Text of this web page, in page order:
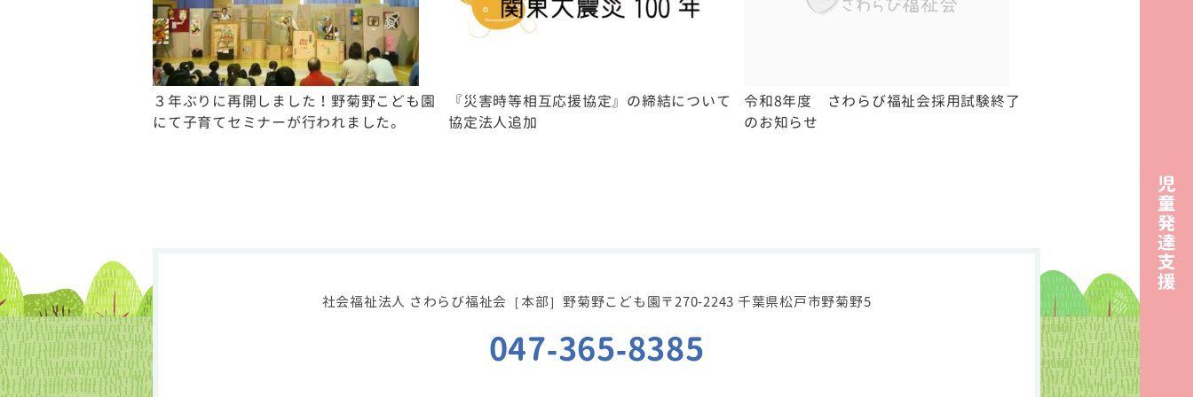
３年ぶりに再開しました！野菊野こども園
にて子育てセミナーが行われました。
『災害時等相互応援協定』の締結について
協定法人追加
令和8年度 さわらび福祉会採用試験終了
のお知らせ
社会福祉法人 さわらび福祉会 ［本部］野菊野こども園〒270-2243 千葉県松戸市野菊野5
047-365-8385